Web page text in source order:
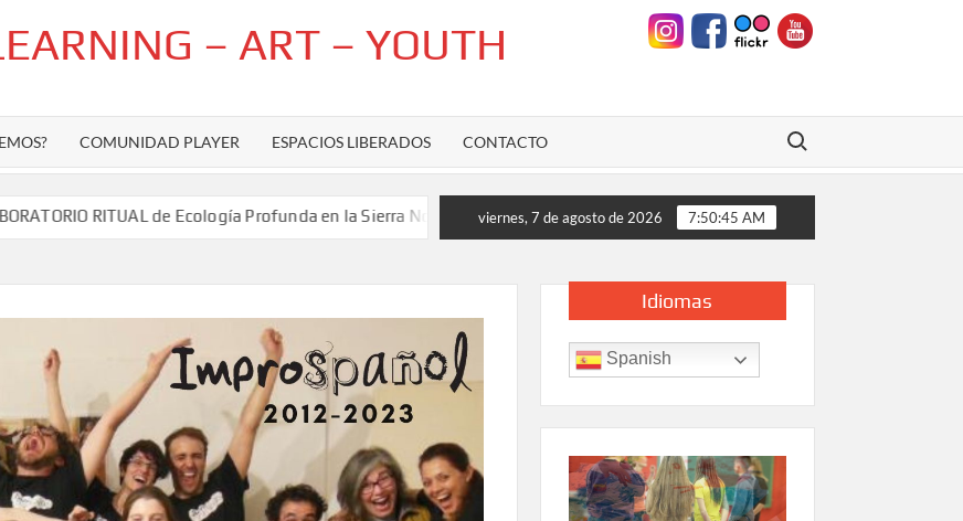
– ART – YOUTH
COMUNIDAD PLAYER ESPACIOS LIBERADOS CONTACTO
Buscar:
RITUAL de Ecología Profunda en la Sierra Norte de Madrid «Una mirada sensible en el espejo múltiple de la realidad»
viernes, 7 de agosto de 2026 7:50:46 AM
Idiomas
Spanish